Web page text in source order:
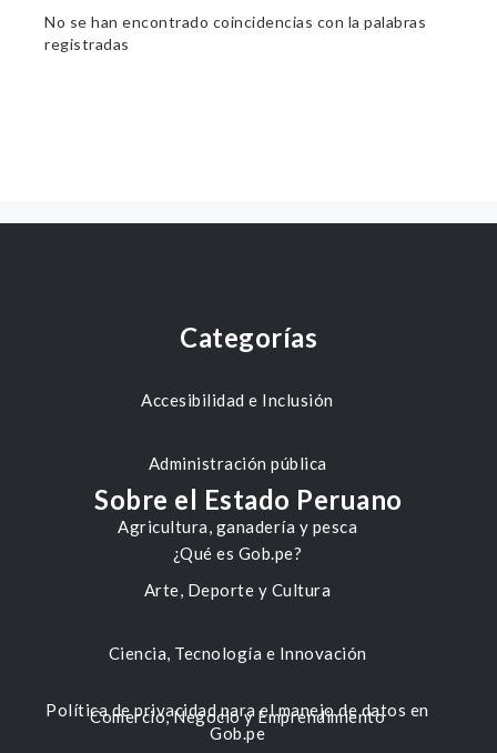
No se han encontrado coincidencias con la palabras
registradas
Categorías
Accesibilidad e Inclusión
Administración pública
Agricultura, ganadería y pesca
Arte, Deporte y Cultura
Ciencia, Tecnología e Innovación
Comercio, Negocio y Emprendimiento
Sobre el Estado Peruano
¿Qué es Gob.pe?
Política de privacidad para el manejo de datos en
Gob.pe